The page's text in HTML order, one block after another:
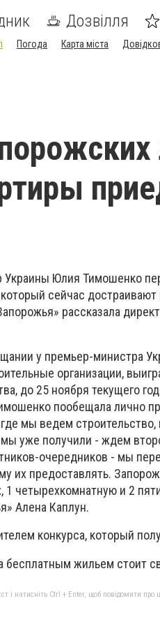
Дозвілля
Погода Карта міста
Юлия Тимошенко
сейчас
рассказала
у премьер-министра
организации,
до 25 ноября текущего
пообещала лично
мы ведем
уже получили - ждем
очередников - мы
их предоставлять.
1 четырехкомнатную и 2
Алена Каплун.
конкурса, который
бесплатным жильем стоит
і натисніть Ctrl + Enter, щоб повідомити про